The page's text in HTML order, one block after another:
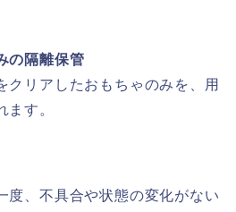
の隔離保管
クリアしたおもちゃのみを、用
ます。
度、不具合や状態の変化がない